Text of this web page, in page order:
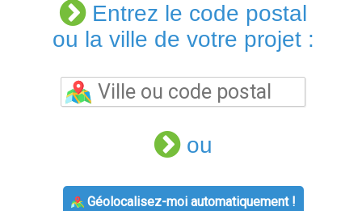
Entrez le code postal
ou la ville de votre projet :
ou
Géolocalisez-moi automatiquement !